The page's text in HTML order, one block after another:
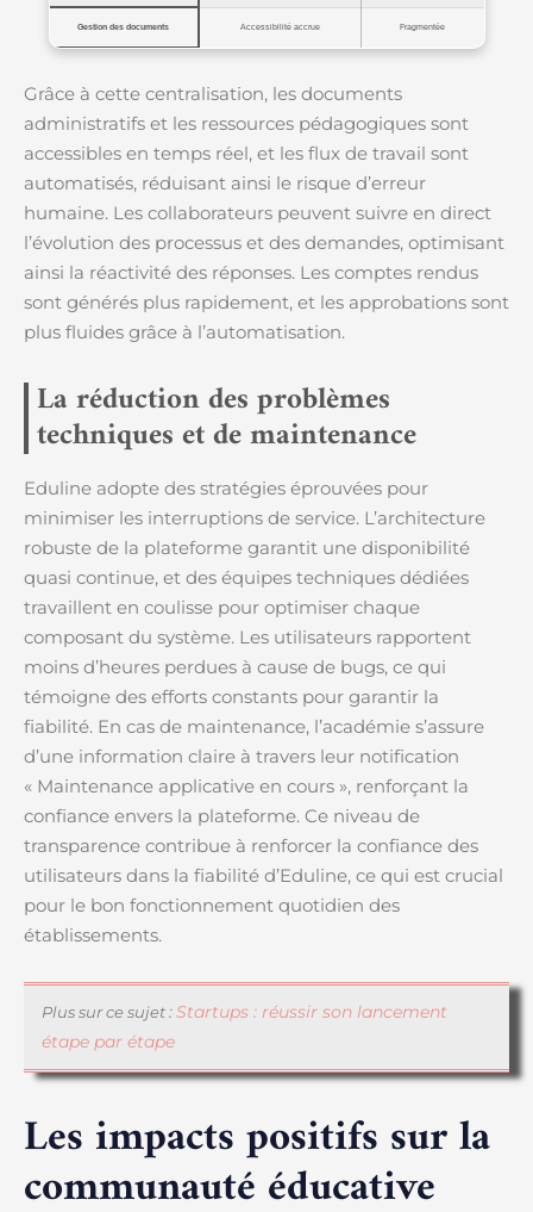
Gestion des documents Accessibilité accrue Fragmentée
Grâce à cette centralisation, les documents
administratifs et les ressources pédagogiques sont
accessibles en temps réel, et les flux de travail sont
automatisés, réduisant ainsi le risque d’erreur
humaine. Les collaborateurs peuvent suivre en direct
l’évolution des processus et des demandes, optimisant
ainsi la réactivité des réponses. Les comptes rendus
sont générés plus rapidement, et les approbations sont
plus fluides grâce à l’automatisation.
La réduction des problèmes
techniques et de maintenance
Eduline adopte des stratégies éprouvées pour
minimiser les interruptions de service. L’architecture
robuste de la plateforme garantit une disponibilité
quasi continue, et des équipes techniques dédiées
travaillent en coulisse pour optimiser chaque
composant du système. Les utilisateurs rapportent
moins d’heures perdues à cause de bugs, ce qui
témoigne des efforts constants pour garantir la
fiabilité. En cas de maintenance, l’académie s’assure
d’une information claire à travers leur notification
« Maintenance applicative en cours », renforçant la
confiance envers la plateforme. Ce niveau de
transparence contribue à renforcer la confiance des
utilisateurs dans la fiabilité d’Eduline, ce qui est crucial
pour le bon fonctionnement quotidien des
établissements.
Plus sur ce sujet :Startups : réussir son lancement
étape par étape
Les impacts positifs sur la
communauté éducative